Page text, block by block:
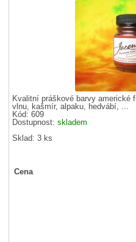
Kvalitní práškové barvy americké
vlnu, kašmír, alpaku, hedvábí, ...
Kód: 609
Dostupnost:skladem
Sklad: 3 ks
Cena